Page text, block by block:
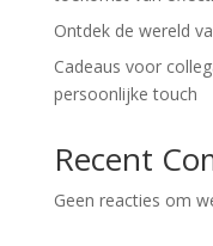
Ontdek de wereld
Cadeaus voor
persoonlijke touch
Recent
Geen reacties om